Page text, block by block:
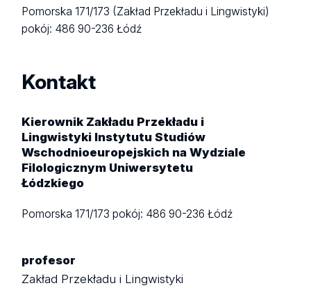
Pomorska 171/173 (Zakład Przekładu i Lingwistyki)
pokój: 48690-236 Łódź
Kontakt
Kierownik Zakładu Przekładu i
Lingwistyki Instytutu Studiów
Wschodnioeuropejskich na Wydziale
Filologicznym Uniwersytetu
Łódzkiego
Pomorska 171/173pokój: 48690-236 Łódź
profesor
Zakład Przekładu i Lingwistyki